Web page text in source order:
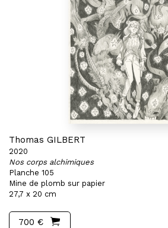
Thomas GILBERT
2020
Nos corps alchimiques
Planche 105
Mine de plomb sur papier
27,7 x 20 cm
700 €